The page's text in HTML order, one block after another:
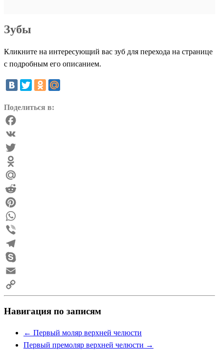
Зубы
Кликните на интересующий вас зуб для перехода на странице
с подробным его описанием.
Поделиться в:
Facebook
VK
Twitter
Odnoklassniki
Mail.Ru
Reddit
Pinterest
WhatsApp
Viber
Telegram
Skype
Email
Copy
Link
Навигация по записям
← Первый моляр верхней челюсти
Первый премоляр верхней челюсти →